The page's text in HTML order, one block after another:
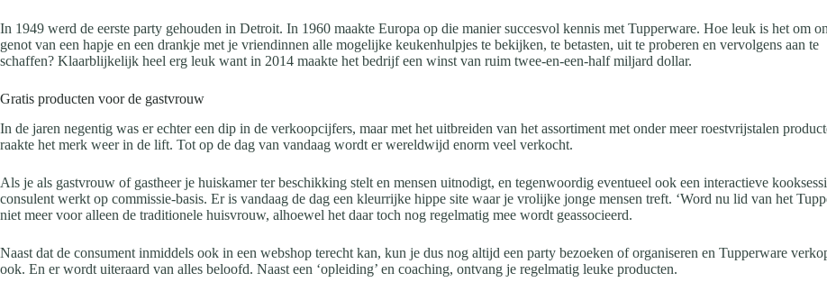
In 1949 werd de eerste party gehouden in Detroit. In 1960 maakte Europa op die manier succesvol kennis met Tupperware. Hoe leuk is het om
genot van een hapje en een drankje met je vriendinnen alle mogelijke keukenhulpjes te bekijken, te betasten, uit te proberen en vervolgens aan te
schaffen? Klaarblijkelijk heel erg leuk want in 2014 maakte het bedrijf een winst van ruim twee-en-een-half miljard dollar.
Gratis producten voor de gastvrouw
In de jaren negentig was er echter een dip in de verkoopcijfers, maar met het uitbreiden van het assortiment met onder meer roestvrijstalen
raakte het merk weer in de lift. Tot op de dag van vandaag wordt er wereldwijd enorm veel verkocht.
Als je als gastvrouw of gastheer je huiskamer ter beschikking stelt en mensen uitnodigt, en tegenwoordig eventueel ook een interactieve
consulent werkt op commissie-basis. Er is vandaag de dag een kleurrijke hippe site waar je vrolijke jonge mensen treft. ‘Word nu lid van het
niet meer voor alleen de traditionele huisvrouw, alhoewel het daar toch nog regelmatig mee wordt geassocieerd.
Naast dat de consument inmiddels ook in een webshop terecht kan, kun je dus nog altijd een party bezoeken of organiseren en Tupperware
ook. En er wordt uiteraard van alles beloofd. Naast een ‘opleiding’ en coaching, ontvang je regelmatig leuke producten.